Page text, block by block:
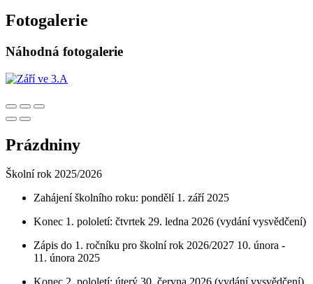
Fotogalerie
Náhodná fotogalerie
Prázdniny
Školní rok 2025/2026
Zahájení školního roku: pondělí 1. září 2025
Konec 1. pololetí: čtvrtek 29. ledna 2026 (vydání vysvědčení)
Zápis do 1. ročníku pro školní rok 2026/2027 10. února -
11. února 2025